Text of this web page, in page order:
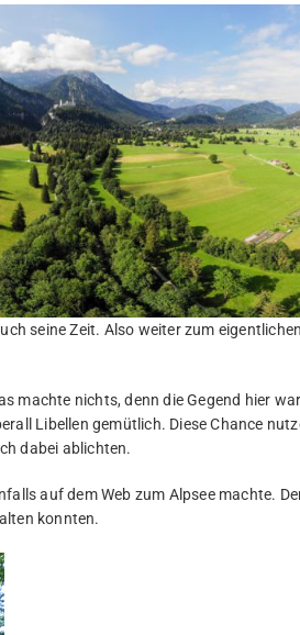
seine Zeit. Also weiter zum
machte nichts, denn die Gegend hier
Libellen gemütlich. Diese Chance
dabei ablichten.
auf dem Web zum Alpsee machte.
konnten.